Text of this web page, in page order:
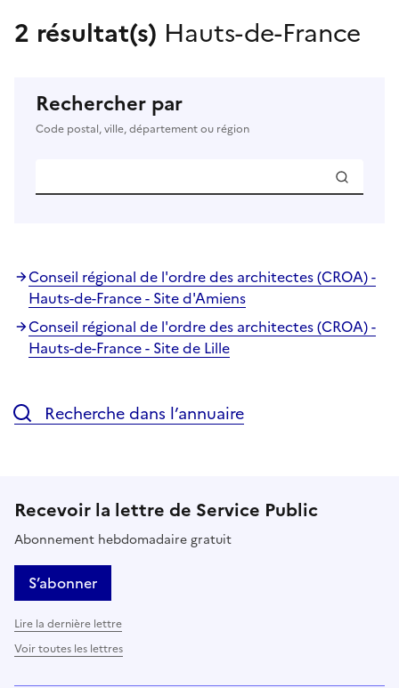
2 résultat(s) Hauts-de-France
Rechercher par
Code postal, ville, département ou région
Conseil régional de l'ordre des architectes (CROA) -
Hauts-de-France - Site d'Amiens
Conseil régional de l'ordre des architectes (CROA) -
Hauts-de-France - Site de Lille
Recherche dans l’annuaire
Recevoir la lettre de Service Public
Abonnement hebdomadaire gratuit
S’abonner
Lire la dernière lettre
Voir toutes les lettres